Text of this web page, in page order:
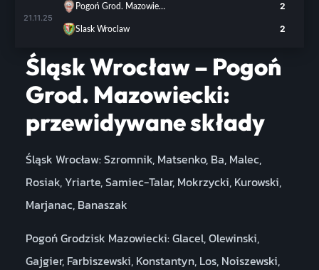
21.11.25
Pogoń Grod. Mazowiecki
Slask Wroclaw
2
2
Śląsk Wrocław – Pogoń
Grod. Mazowiecki:
przewidywane składy
Śląsk Wrocław: Szromnik, Matsenko, Ba, Malec,
Rosiak, Yriarte, Samiec-Talar, Mokrzycki, Kurowski,
Marjanac, Banaszak
Pogoń Grodzisk Mazowiecki: Glacel, Olewinski,
Gajgier, Farbiszewski, Konstantyn, Los, Noiszewski,